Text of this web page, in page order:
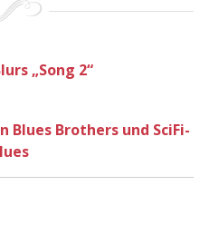
„Song 2“
Blues Brothers und SciFi-